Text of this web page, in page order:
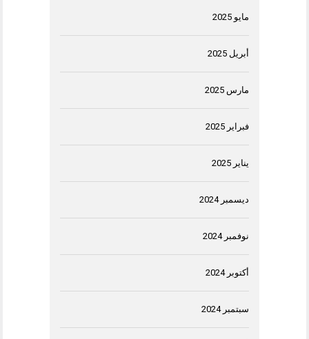
مايو 2025
أبريل 2025
مارس 2025
فبراير 2025
يناير 2025
ديسمبر 2024
نوفمبر 2024
أكتوبر 2024
سبتمبر 2024